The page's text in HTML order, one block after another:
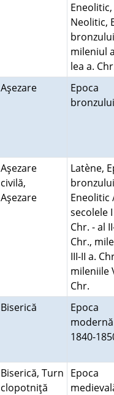
Eneolitic,
Neolitic,
mileniul
lea a.
Aşezare
Epoca
bronzului
Aşezare
civilă,
Aşezare
Latène,
Eneolitic
secolele
Chr. - al
Chr.,
III-II a.
mileniile
Chr.
Biserică
Epoca
1840-
Biserică, Turn
clopotniţă
Epoca